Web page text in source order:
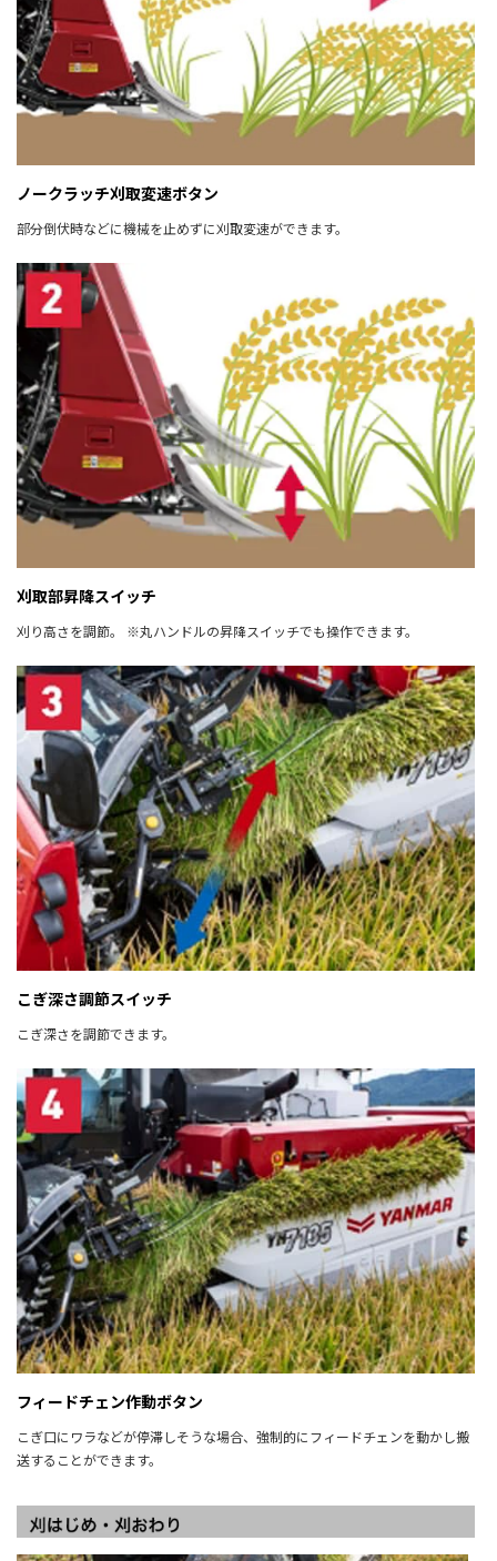
ノークラッチ刈取変速ボタン
部分倒伏時などに機械を止めずに刈取変速ができます。
刈取部昇降スイッチ
刈り高さを調節。 ※丸ハンドルの昇降スイッチでも操作できます。
こぎ深さ調節スイッチ
こぎ深さを調節できます。
フィードチェン作動ボタン
こぎ口にワラなどが停滞しそうな場合、強制的にフィードチェンを動かし搬
送することができます。